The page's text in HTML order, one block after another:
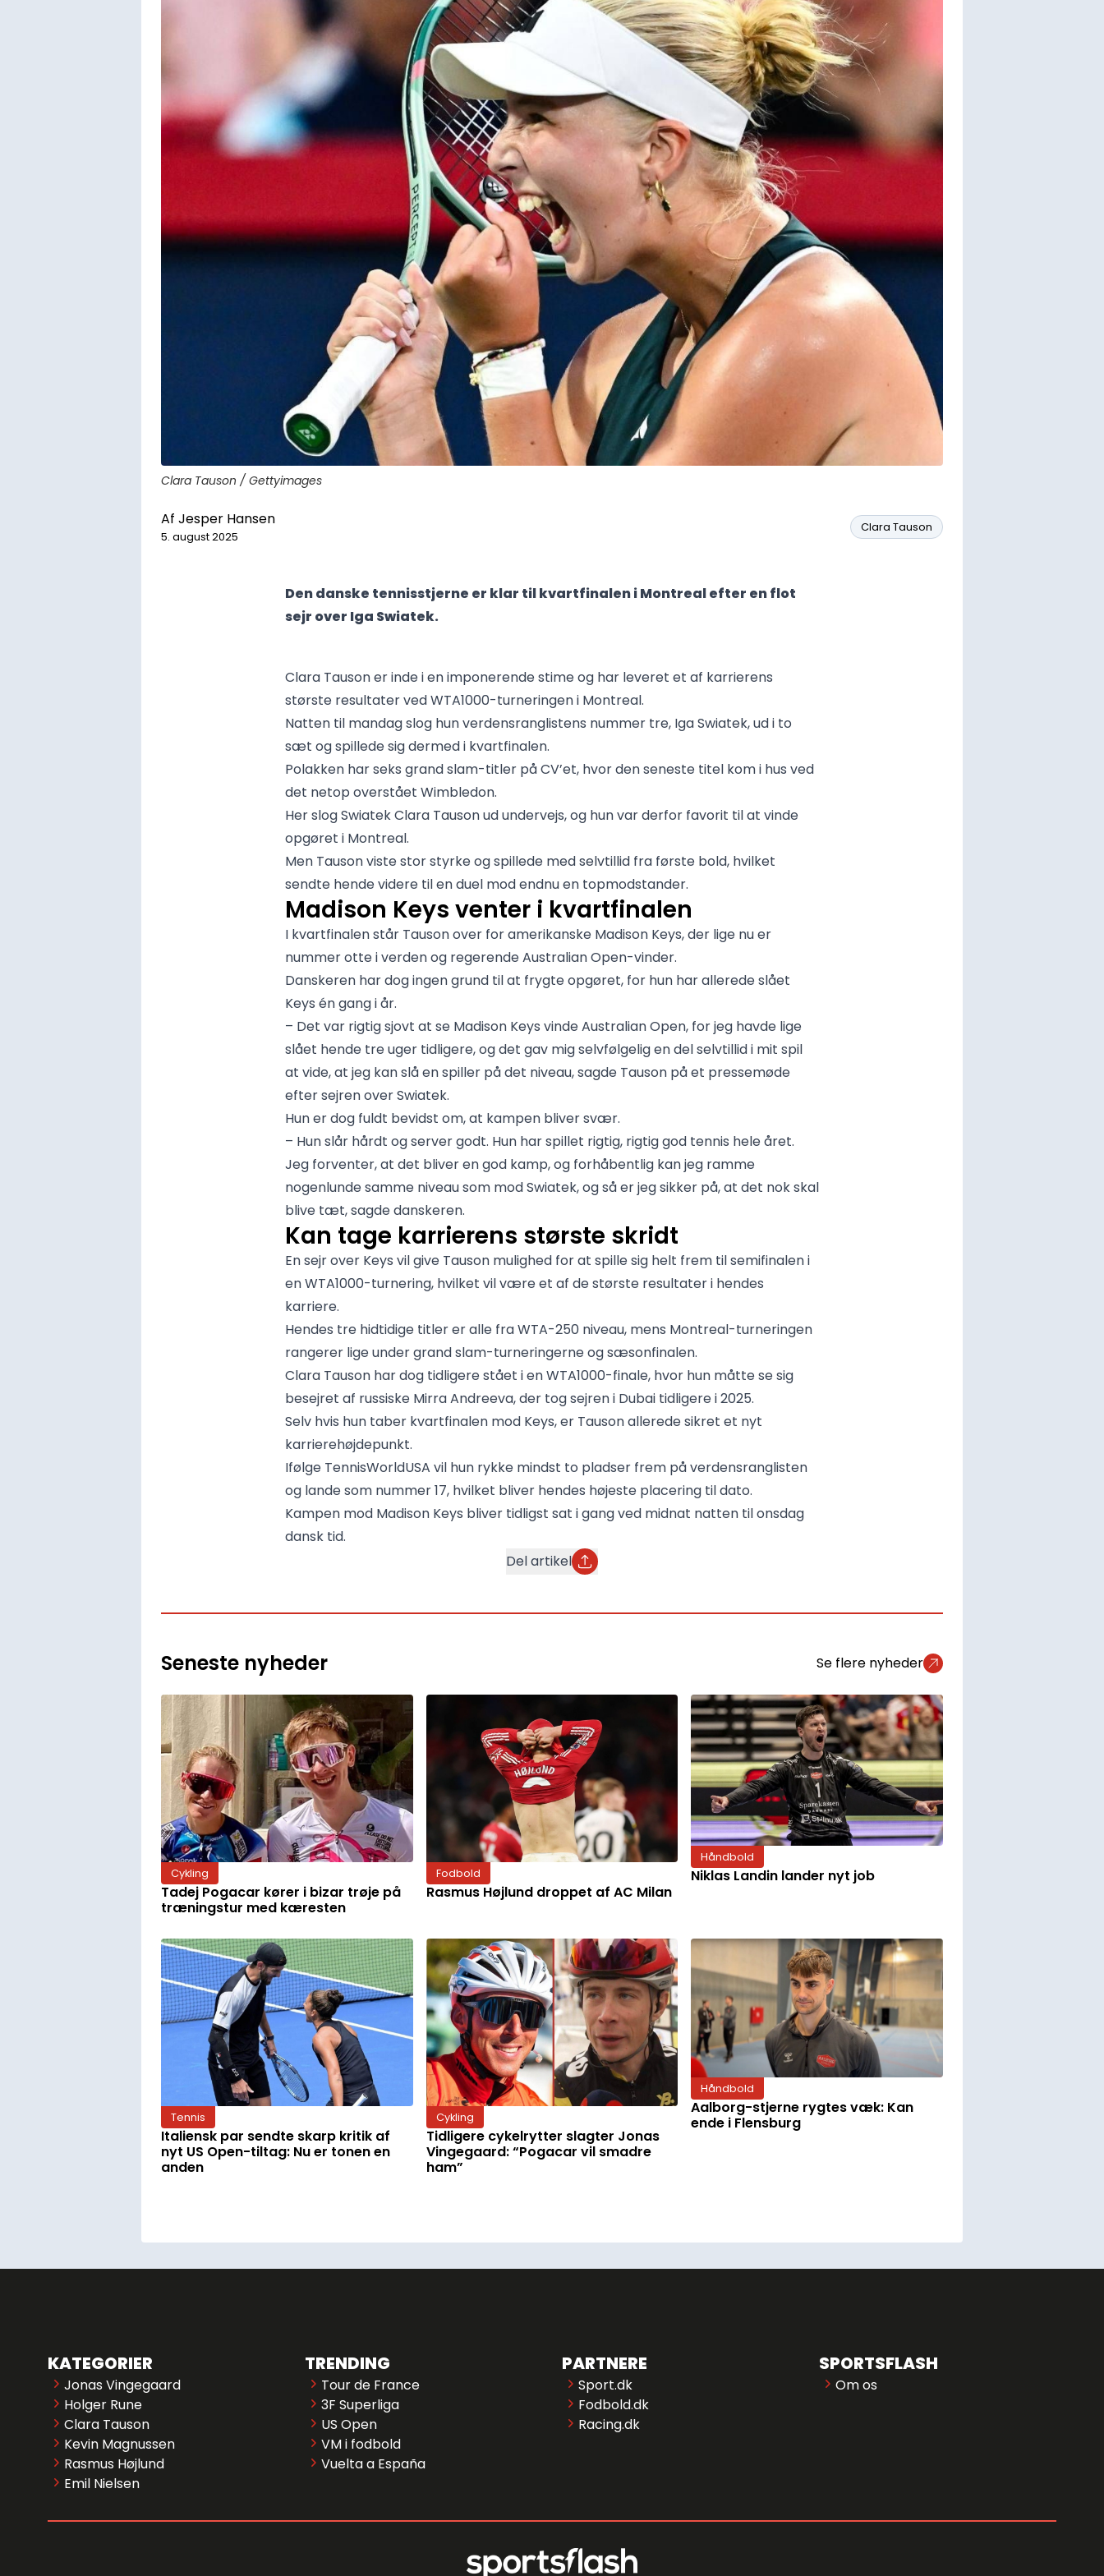
Clara Tauson / Gettyimages
Af Jesper Hansen
5. august 2025
Clara Tauson
Den danske tennisstjerne er klar til kvartfinalen i Montreal efter en flot
sejr over Iga Swiatek.
Clara Tauson er inde i en imponerende stime og har leveret et af karrierens
største resultater ved WTA1000-turneringen i Montreal.
Natten til mandag slog hun verdensranglistens nummer tre, Iga Swiatek, ud i to
sæt og spillede sig dermed i kvartfinalen.
Polakken har seks grand slam-titler på CV’et, hvor den seneste titel kom i hus ved
det netop overstået Wimbledon.
Her slog Swiatek Clara Tauson ud undervejs, og hun var derfor favorit til at vinde
opgøret i Montreal.
Men Tauson viste stor styrke og spillede med selvtillid fra første bold, hvilket
sendte hende videre til en duel mod endnu en topmodstander.
Madison Keys venter i kvartfinalen
I kvartfinalen står Tauson over for amerikanske Madison Keys, der lige nu er
nummer otte i verden og regerende Australian Open-vinder.
Danskeren har dog ingen grund til at frygte opgøret, for hun har allerede slået
Keys én gang i år.
– Det var rigtig sjovt at se Madison Keys vinde Australian Open, for jeg havde lige
slået hende tre uger tidligere, og det gav mig selvfølgelig en del selvtillid i mit spil
at vide, at jeg kan slå en spiller på det niveau, sagde Tauson på et pressemøde
efter sejren over Swiatek.
Hun er dog fuldt bevidst om, at kampen bliver svær.
– Hun slår hårdt og server godt. Hun har spillet rigtig, rigtig god tennis hele året.
Jeg forventer, at det bliver en god kamp, og forhåbentlig kan jeg ramme
nogenlunde samme niveau som mod Swiatek, og så er jeg sikker på, at det nok skal
blive tæt, sagde danskeren.
Kan tage karrierens største skridt
En sejr over Keys vil give Tauson mulighed for at spille sig helt frem til semifinalen i
en WTA1000-turnering, hvilket vil være et af de største resultater i hendes
karriere.
Hendes tre hidtidige titler er alle fra WTA-250 niveau, mens Montreal-turneringen
rangerer lige under grand slam-turneringerne og sæsonfinalen.
Clara Tauson har dog tidligere stået i en WTA1000-finale, hvor hun måtte se sig
besejret af russiske Mirra Andreeva, der tog sejren i Dubai tidligere i 2025.
Selv hvis hun taber kvartfinalen mod Keys, er Tauson allerede sikret et nyt
karrierehøjdepunkt.
Ifølge TennisWorldUSA vil hun rykke mindst to pladser frem på verdensranglisten
og lande som nummer 17, hvilket bliver hendes højeste placering til dato.
Kampen mod Madison Keys bliver tidligst sat i gang ved midnat natten til onsdag
dansk tid.
Del artikel
Seneste nyheder Se flere nyheder
Cykling
Tadej Pogacar kører i bizar trøje på
træningstur med kæresten
Fodbold
Rasmus Højlund droppet af AC Milan
Håndbold
Niklas Landin lander nyt job
Tennis
Italiensk par sendte skarp kritik af
nyt US Open-tiltag: Nu er tonen en
anden
Cykling
Tidligere cykelrytter slagter Jonas
Vingegaard: “Pogacar vil smadre
ham”
Håndbold
Aalborg-stjerne rygtes væk: Kan
ende i Flensburg
KATEGORIER
Jonas Vingegaard
Holger Rune
Clara Tauson
Kevin Magnussen
Rasmus Højlund
Emil Nielsen
TRENDING
Tour de France
3F Superliga
US Open
VM i fodbold
Vuelta a España
PARTNERE
Sport.dk
Fodbold.dk
Racing.dk
SPORTSFLASH
Om os